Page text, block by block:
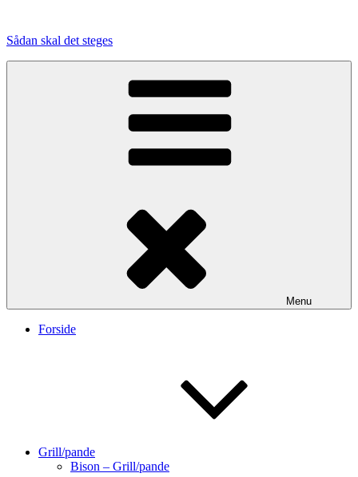
indhold
Sådan skal det steges
Menu
Forside
Grill/pande
Bison – Grill/pande